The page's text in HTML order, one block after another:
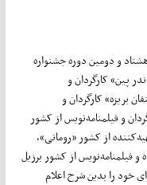
و دومین دوره‌ جشنواره
پین» کارگردان و
بریزه» کارگردان و
و فیلمنامه‌نویس از کشور
از کشور «رومانی»،
فیلمنامه‌نویس از کشور برزیل
خود را بدین شرح اعلام